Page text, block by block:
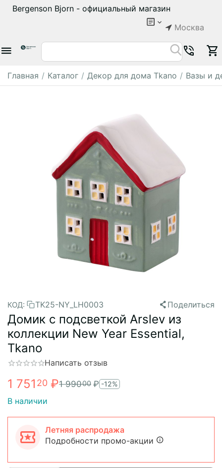
Bergenson Bjorn - официальный магазин
Москва
Главная / Каталог / Декор для дома Tkano / Вазы и
КОД: TK25-NY_LH0003 Поделиться
Домик с подсветкой Arslev из
коллекции New Year Essential,
Tkano
Написать отзыв
1 751 20 ₽1 99000 ₽ -12%
В наличии
Летняя распродажа
Подробности промо-акции